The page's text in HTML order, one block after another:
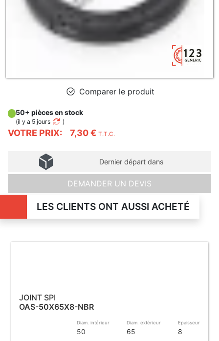
Comparer le produit
VOTRE PRIX: 7,30 € T.T.C.
50+ pièces en stock
(il y a 5 jours )
Dernier départ dans
DEMANDER UN DEVIS
LES CLIENTS ONT AUSSI ACHETÉ
JOINT SPI
OAS-50X65X8-NBR
Diam. intérieur
50
Diam. extérieur
65
Epaisseur
8